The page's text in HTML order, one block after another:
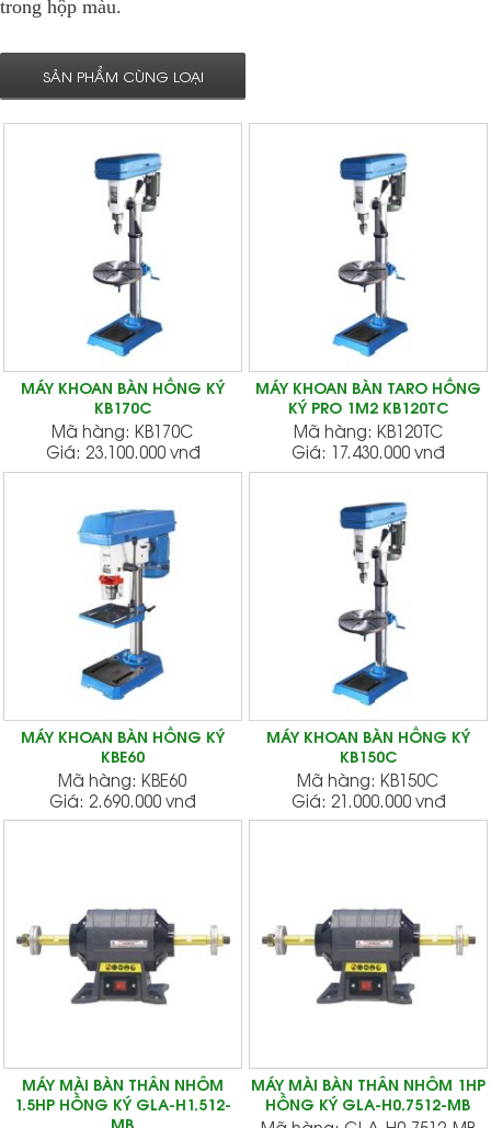
trong hộp màu.
SẢN PHẨM CÙNG LOẠI
MÁY KHOAN BÀN HỒNG KÝ
KB170C
Mã hàng:KB170C
Giá: 23.100.000 vnđ
MÁY KHOAN BÀN TARO HỒNG
KÝ PRO 1M2 KB120TC
Mã hàng: KB120TC
Giá: 17.430.000 vnđ
MÁY KHOAN BÀN HỒNG KÝ
KBE60
Mã hàng:KBE60
Giá: 2.690.000 vnđ
MÁY KHOAN BÀN HỒNG KÝ
KB150C
Mã hàng:KB150C
Giá: 21.000.000 vnđ
MÁY MÀI BÀN THÂN NHÔM
1.5HP HỒNG KÝ GLA-H1.512-
MB
MÁY MÀI BÀN THÂN NHÔM 1HP
HỒNG KÝ GLA-H0.7512-MB